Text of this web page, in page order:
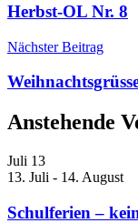
Herbst-OL Nr. 8
Nächster Beitrag
Anstehende
Juli 13
13. Juli - 14. August
Schulferien –